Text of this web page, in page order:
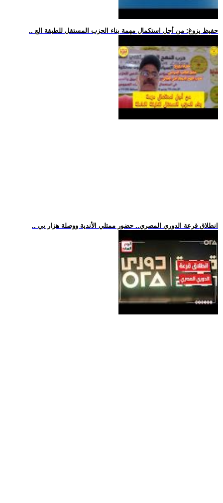
.. حفيظ يزوغ: من أجل استكمال مهمة بناء الحزب المستقل للطبقة الع
.. انطلاق قرعة الدوري المصري.. حضور ممثلي الأندية ووصلة هزار بي